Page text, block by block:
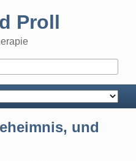
Proll
und